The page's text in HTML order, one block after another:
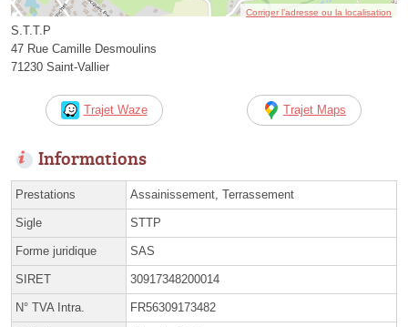
Corriger l’adresse ou la localisation
S.T.T.P
47 Rue Camille Desmoulins
71230 Saint-Vallier
Trajet Waze Trajet Maps
Informations
Prestations Assainissement, Terrassement
Sigle STTP
Forme juridique SAS
SIRET 30917348200014
N° TVA Intra. FR56309173482